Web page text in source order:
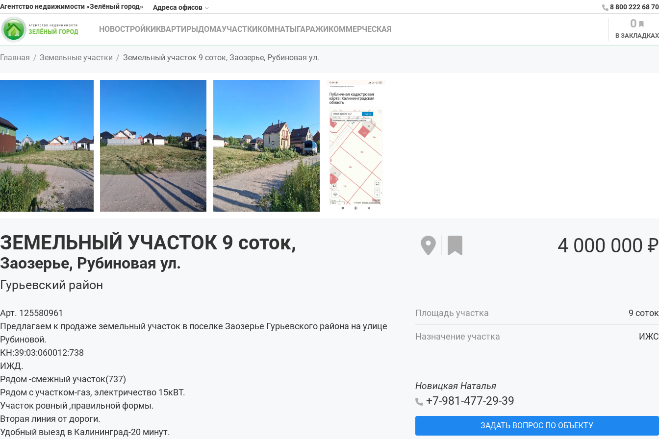
Агентство недвижимости «Зелёный город» Адреса офисов 8 800 222 68 70
НОВОСТРОЙКИ КВАРТИРЫ ДОМАУЧАСТКИ КОМНАТЫ ГАРАЖИ КОММЕРЧЕСКАЯ 0
В ЗАКЛАДКАХ
Главная Земельные участки Земельный участок 9 соток, Заозерье, Рубиновая ул.
ЗЕМЕЛЬНЫЙ УЧАСТОК 9 соток,
Заозерье, Рубиновая ул.
Гурьевский район
4 000 000 ₽
Арт. 125580961
Предлагаем к продаже земельный участок в поселке Заозерье Гурьевского района на улице
Рубиновой.
КН:39:03:060012:738
ИЖД.
Рядом -смежный участок(737)
Рядом с участком-газ, электричество 15кВТ.
Участок ровный ,правильной формы.
Вторая линия от дороги.
Удобный выезд в Калининград-20 минут.
Площадь участка 9 соток
Назначение участка ИЖС
Новицкая Наталья
+7-981-477-29-39
ЗАДАТЬ ВОПРОС ПО ОБЪЕКТУ